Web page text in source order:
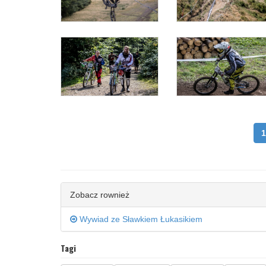
1
Zobacz rownież
Wywiad ze Sławkiem Łukasikiem
Tagi